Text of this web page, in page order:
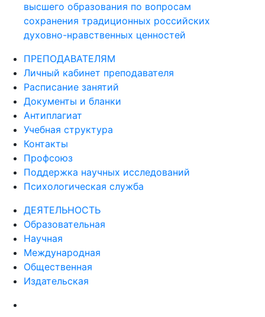
Горячая линия Министерства науки и
высшего образования по вопросам
сохранения традиционных российских
ПРЕПОДАВАТЕЛЯМ
Личный кабинет преподавателя
Расписание занятий
Документы и бланки
Антиплагиат
Учебная структура
Контакты
Профсоюз
Поддержка научных исследований
ДЕЯТЕЛЬНОСТЬ
Образовательная
Научная
Международная
Общественная